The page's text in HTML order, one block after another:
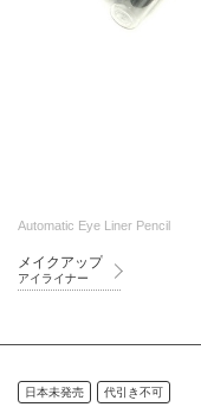
Automatic Eye Liner Pencil
メイクアップ
アイライナー
日本未発売 代引き不可